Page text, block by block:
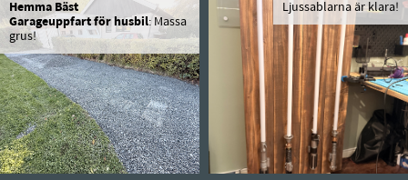
Hemma Bäst
Garageuppfart för husbil: Massa
grus!
Ljussablarna är klara!